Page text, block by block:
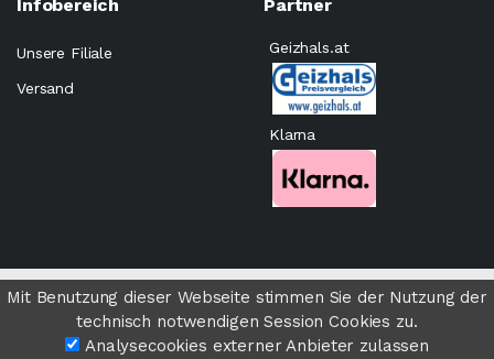
Mit Benutzung dieser Webseite stimmen Sie der Nutzung der
technisch notwendigen Session Cookies zu.
Analysecookies externer Anbieter zulassen
Infobereich
Unsere Filiale
Versand
Partner
Geizhals.at
Klarna
©Computer Expert Wien- All rights Reserved.
Impressum AGB Cookies Datenschutz